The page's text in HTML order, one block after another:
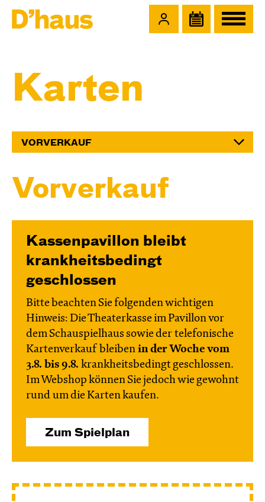
Karten
VORVERKAUF
Vorverkauf
Kassenpavillon bleibt
krankheitsbedingt
geschlossen
Bitte beachten Sie folgenden wichtigen
Hinweis: Die Theaterkasse im Pavillon vor
dem Schauspielhaus sowie der telefonische
Kartenverkauf bleiben in der Woche vom
3.8. bis 9.8. krankheitsbedingt geschlossen.
Im Webshop können Sie jedoch wie gewohnt
rund um die Karten kaufen.
Zum Spielplan